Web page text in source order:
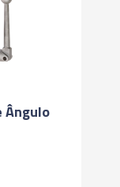
Ângulo